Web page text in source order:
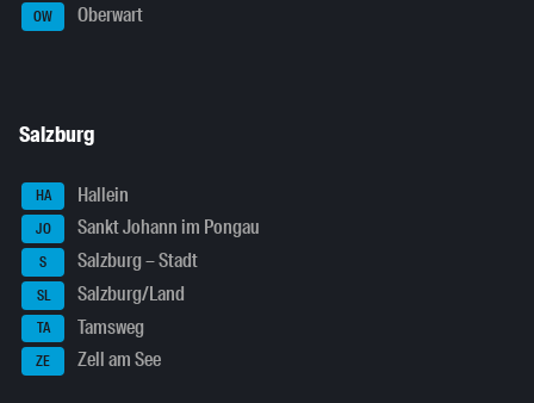
OW Oberwart
Salzburg
HA Hallein
JO Sankt Johann im Pongau
S Salzburg – Stadt
SL Salzburg/Land
TA Tamsweg
ZE Zell am See